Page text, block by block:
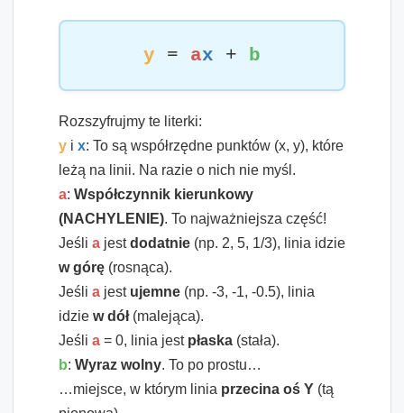
y = ax + b
Rozszyfrujmy te literki:
y i x: To są współrzędne punktów (x, y), które
leżą na linii. Na razie o nich nie myśl.
a: Współczynnik kierunkowy
(NACHYLENIE). To najważniejsza część!
Jeśli a jestdodatnie (np. 2, 5, 1/3), linia idzie
w górę (rosnąca).
Jeśli a jest ujemne (np. -3, -1, -0.5), linia
idzie w dół(malejąca).
Jeśli a = 0, linia jest płaska (stała).
b: Wyraz wolny. To po prostu…
…miejsce, w którym linia przecina oś Y (tą